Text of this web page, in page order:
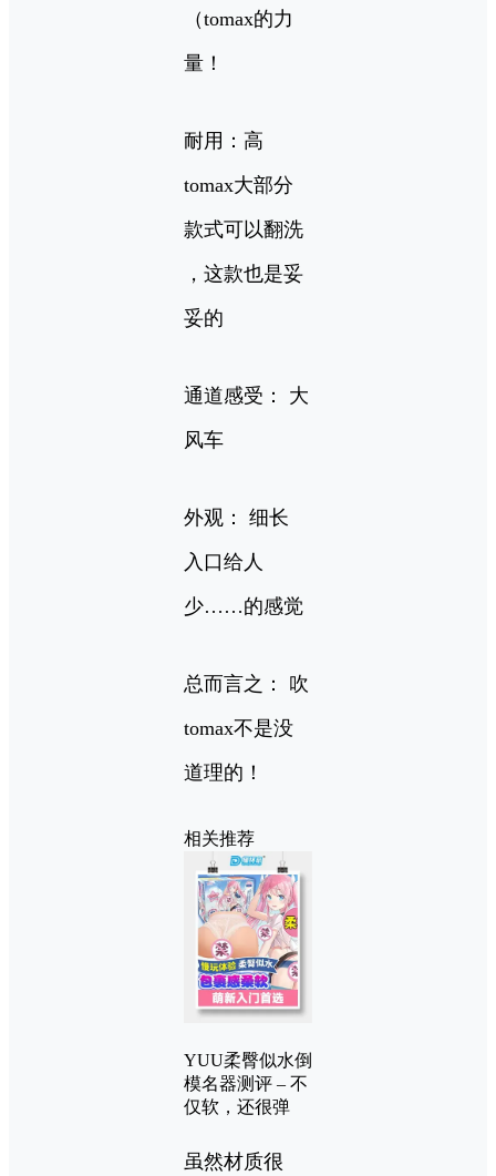
（tomax的力
量！
耐用：高
tomax大部分
款式可以翻洗
，这款也是妥
妥的
通道感受： 大
风车
外观： 细长
入口给人
少……的感觉
总而言之： 吹
tomax不是没
道理的！
相关推荐
YUU柔臀似水倒
模名器测评 – 不
仅软，还很弹
虽然材质很